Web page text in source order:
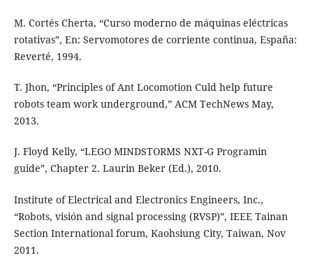
M. Cortés Cherta, “Curso moderno de máquinas eléctricas
rotativas”, En: Servomotores de corriente continua, España:
Reverté, 1994.
T. Jhon, “Principles of Ant Locomotion Culd help future
robots team work underground,” ACM TechNews May,
2013.
J. Floyd Kelly, “LEGO MINDSTORMS NXT-G Programin
guide”, Chapter 2. Laurin Beker (Ed.), 2010.
Institute of Electrical and Electronics Engineers, Inc.,
“Robots, visión and signal processing (RVSP)”, IEEE Tainan
Section International forum, Kaohsiung City, Taiwan, Nov
2011.